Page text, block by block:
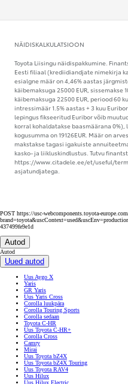
NÄIDISKALKULATSIOON
Toyota Liisingu näidispakkumine.
Eesti filiaal (krediidiandjate nimekirja
esialgne määr on 4,46% aastas
käibemaksuga 25000 EUR, sissemakse
käibemaksuga 22500 EUR, periood 60
intressimäär 1.5% aastas + 3 kuu
lepingus fikseeritud Euribor võib
korral kohaldatakse baasmäärana
kogusumma on 19126EUR. Määr on
makstakse tagasi igakuiste
kasko- ja liikluskindlustus. Tutvu
https://www.citadele.ee/et/useful/
asjatundjatega.
POST https://usc-webcomponents.toyota-
437499fe9e1d
Autod
Autod
Uued autod
Uus Aygo X
Yaris
GR Yaris
Uus Yaris Cross
Corolla luukpära
Corolla Touring Sports
Corolla sedaan
Toyota C-HR
Uus Toyota C-HR+
Corolla Cross
Camry
Mirai
Uus Toyota bZ4X
Uus Toyota bZ4X Touring
Uus Toyota RAV4
Uus Hilux
Uus Hilux Electric